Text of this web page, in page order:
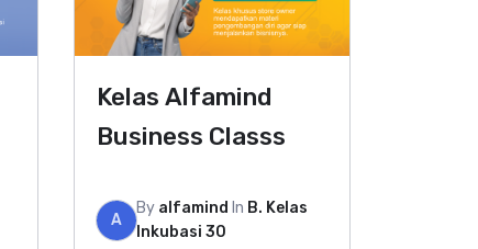
Kelas Alfamind
Business Classs
A
By alfamind In B. Kelas
Inkubasi 30